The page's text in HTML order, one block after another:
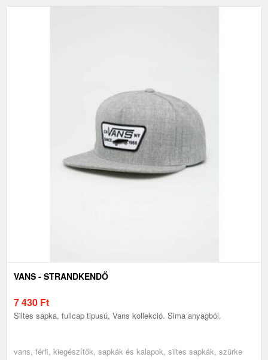
VANS - STRANDKENDŐ
7 430 Ft
Siltes sapka, fullcap tipusú, Vans kollekció. Sima anyagból.
vans, férfi, kiegészítők, sapkák és kalapok, siltes sapkák, szürke